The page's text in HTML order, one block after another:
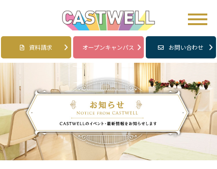
資料請求 オープンキャンパス お問い合わせ